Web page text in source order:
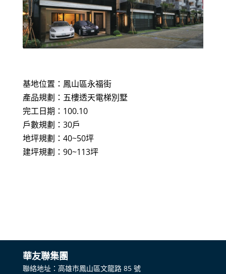
基地位置：鳳山區永福街
產品規劃：五樓透天電梯別墅
完工日期：100.10
戶數規劃：30戶
地坪規劃：40~50坪
建坪規劃：90~113坪
​華友聯集團
聯絡地址：高雄市鳳山區文龍路 85 號